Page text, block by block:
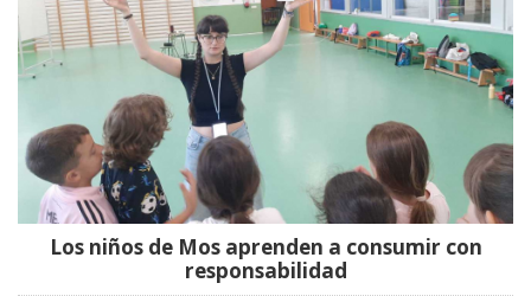
Los niños de Mos aprenden a consumir con
responsabilidad